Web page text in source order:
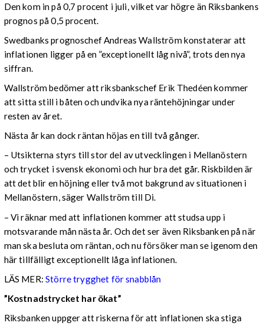
Den kom in på 0,7 procent i juli, vilket var högre än Riksbankens
prognos på 0,5 procent.
Swedbanks prognoschef Andreas Wallström konstaterar att
inflationen ligger på en ”exceptionellt låg nivå”, trots den nya
siffran.
Wallström bedömer att riksbankschef Erik Thedéen kommer
att sitta still i båten och undvika nya räntehöjningar under
resten av året.
Nästa år kan dock räntan höjas en till två gånger.
– Utsikterna styrs till stor del av utvecklingen i Mellanöstern
och trycket i svensk ekonomi och hur bra det går. Riskbilden är
att det blir en höjning eller två mot bakgrund av situationen i
Mellanöstern, säger Wallström till Di.
– Vi räknar med att inflationen kommer att studsa upp i
motsvarande mån nästa år. Och det ser även Riksbanken på när
man ska besluta om räntan, och nu försöker man se igenom den
här tillfälligt exceptionellt låga inflationen.
LÄS MER:Större trygghet för snabblån
”Kostnadstrycket har ökat”
Riksbanken uppger att riskerna för att inflationen ska stiga